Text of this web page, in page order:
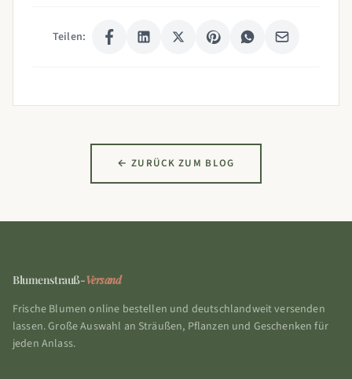
Teilen:
← ZURÜCK ZUM BLOG
Blumenstrauß-Versand
Frische Blumen online bestellen und deutschlandweit versenden
lassen. Große Auswahl an Sträußen, Pflanzen und Geschenken für
jeden Anlass.